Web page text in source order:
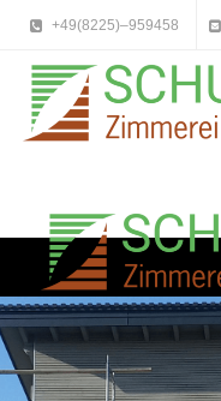
+49(8225)–959458
und
Holzhaus